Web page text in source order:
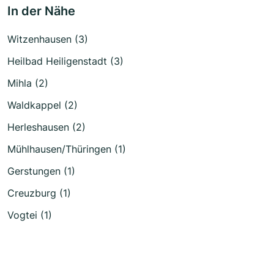
In der Nähe
Witzenhausen (3)
Heilbad Heiligenstadt (3)
Mihla (2)
Waldkappel (2)
Herleshausen (2)
Mühlhausen/Thüringen (1)
Gerstungen (1)
Creuzburg (1)
Vogtei (1)